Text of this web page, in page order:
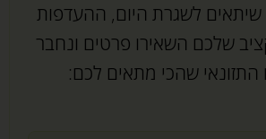
שיתאים לשגרת היום, ההעדפות
שלכם השאירו פרטים ונחבר
שהכי מתאים לכם: